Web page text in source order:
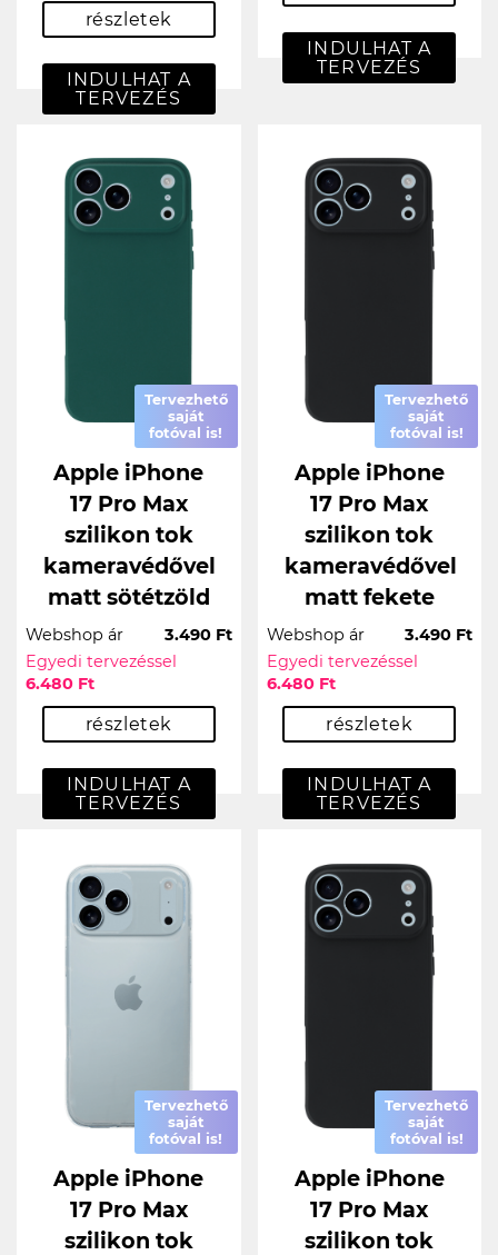
részletek
INDULHAT A
TERVEZÉS
INDULHAT A
TERVEZÉS
Tervezhető
saját
fotóval is!
Apple iPhone
17 Pro Max
szilikon tok
kameravédővel
matt sötétzöld
Webshop ár
3.490 Ft
Egyedi tervezéssel
6.480 Ft
részletek
INDULHAT A
TERVEZÉS
Tervezhető
saját
fotóval is!
Apple iPhone
17 Pro Max
szilikon tok
kameravédővel
matt fekete
Webshop ár
3.490 Ft
Egyedi tervezéssel
6.480 Ft
részletek
INDULHAT A
TERVEZÉS
Tervezhető
saját
fotóval is!
Apple iPhone
17 Pro Max
szilikon tok
Tervezhető
saját
fotóval is!
Apple iPhone
17 Pro Max
szilikon tok